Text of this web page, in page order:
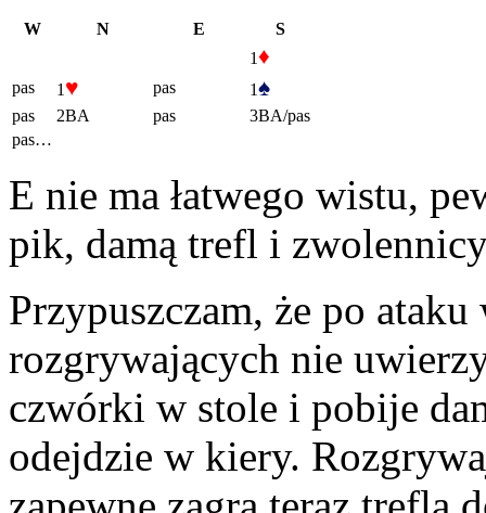
W N E
S
1♦
pas 1 ♥ pas 1♠
pas 2BA pas
3BA/pas
pas…
E nie ma łatwego wistu,
pik, damą trefl i
Przypuszczam, że po
rozgrywających nie
czwórki w stole i pobije
odejdzie w kiery.